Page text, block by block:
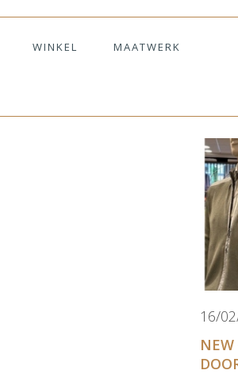
WINKEL MAATWERK
16/
NEW